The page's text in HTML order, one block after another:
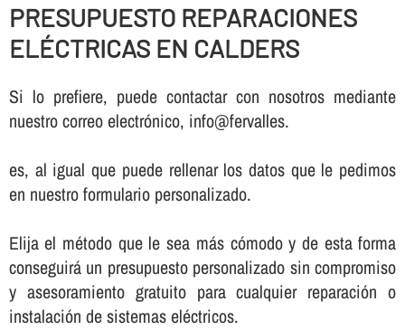
PRESUPUESTO REPARACIONES
ELÉCTRICAS EN CALDERS
Si lo prefiere, puede contactar con nosotros mediante
nuestro correo electrónico, info@fervalles.
es, al igual que puede rellenar los datos que le pedimos
en nuestro formulario personalizado.
Elija el método que le sea más cómodo y de esta forma
conseguirá un presupuesto personalizado sin compromiso
y asesoramiento gratuito para cualquier reparación o
instalación de sistemas eléctricos.